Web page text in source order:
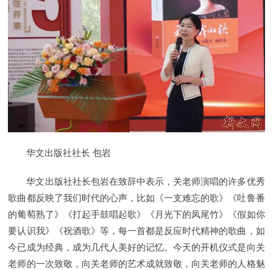
华文出版社社长 包岩
华文出版社社长包岩在致辞中表示，关老师演唱的许多优秀
歌曲都反映了我们时代的心声，比如《一支难忘的歌》《吐鲁番
的葡萄熟了》《打起手鼓唱起歌》《月光下的凤尾竹》《假如你
要认识我》《祝酒歌》等，每一首都是反应时代精神的歌曲，如
今已成为经典，成为几代人美好的记忆。今天的开机仪式是向关
老师的一次致敬，向关老师的艺术成就致敬，向关老师的人格魅